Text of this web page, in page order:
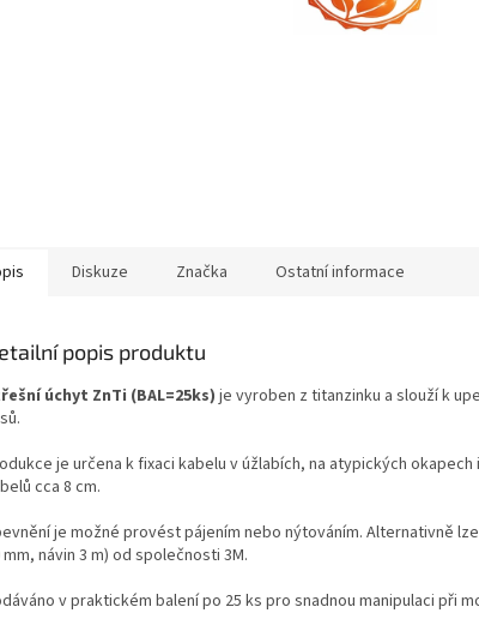
Diskuze Značka Ostatní informace
popis produktu
úchyt ZnTi (BAL=25ks) je vyroben z titanzinku a slouží k
je určena k fixaci kabelu v úžlabích, na atypických
cca 8 cm.
je možné provést pájením nebo nýtováním. Alternativně
mm, návin 3 m) od společnosti 3M.
v praktickém balení po 25 ks pro snadnou manipulaci při